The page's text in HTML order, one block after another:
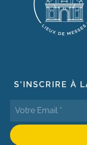
S'INSCRIRE À